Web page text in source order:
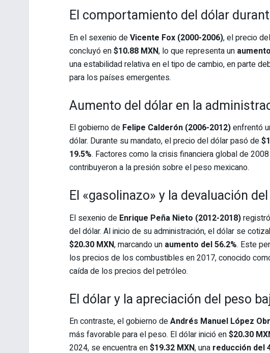
El comportamiento del dólar
En el sexenio deVicente Fox (2000-2006), el precio
concluyó en$10.88 MXN, lo que representa un
una estabilidad relativa en el tipo de cambio, en parte
para los países emergentes.
Aumento del dólar en la
El gobierno de Felipe Calderón (2006-2012)enfrentó
dólar. Durante su mandato, el precio del dólar pasó de
19.5%. Factores como la crisis financiera global de
contribuyeron a la presión sobre el peso mexicano.
El «gasolinazo» y la devaluación
El sexenio de Enrique Peña Nieto (2012-2018)
del dólar. Al inicio de su administración, el dólar se
$20.30 MXN, marcando un aumento del 56.2%. Este
los precios de los combustibles en 2017, conocido
caída de los precios del petróleo.
El dólar y la apreciación del peso
En contraste, el gobierno deAndrés Manuel López
más favorable para el peso. El dólar inició en$20.30
2024, se encuentra en$19.32 MXN, una reducción del